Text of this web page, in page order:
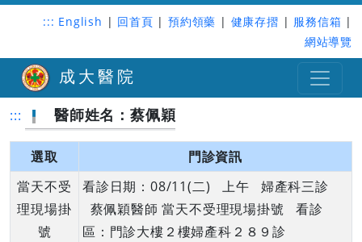
::: English | 回首頁 | 預約領藥 | 健康存摺 | 服務信箱 |
網站導覽
成大醫院
::: 醫師姓名：蔡佩穎
選取
門診資訊
當天不受
理現場掛
號
看診日期：08/11(二) 上午 婦產科三診
蔡佩穎醫師 當天不受理現場掛號 看診
區：門診大樓２樓婦產科２８９診